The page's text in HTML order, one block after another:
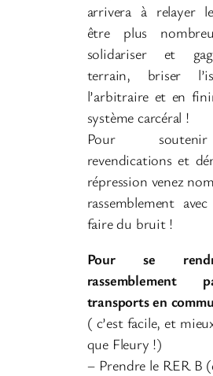
arrivera à relayer
être plus
solidariser et
terrain, briser
l’arbitraire et en
système carcéral !
Pour
revendications et
répression venez
rassemblement
faire du bruit !
Pour se
rassemblement
transports en
( c’est facile, et
que Fleury !)
– Prendre le RER B